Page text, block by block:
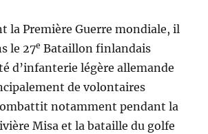
la Première Guerre mondiale, il
le 27e Bataillon finlandais
d’infanterie légère allemande
de volontaires
notamment pendant la
Misa et la bataille du golfe